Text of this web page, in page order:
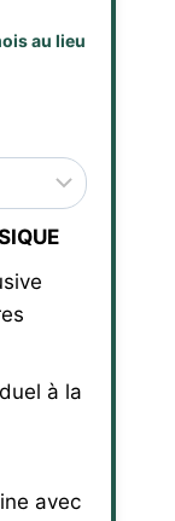
au lieu
à la
avec